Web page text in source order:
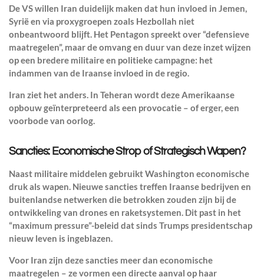
De VS willen Iran duidelijk maken dat hun invloed in Jemen,
Syrië en via proxygroepen zoals Hezbollah niet
onbeantwoord blijft. Het Pentagon spreekt over “defensieve
maatregelen”, maar de omvang en duur van deze inzet wijzen
op een bredere militaire en politieke campagne: het
indammen van de Iraanse invloed in de regio.
Iran ziet het anders. In Teheran wordt deze Amerikaanse
opbouw geïnterpreteerd als een provocatie – of erger, een
voorbode van oorlog.
Sancties: Economische Strop of Strategisch Wapen?
Naast militaire middelen gebruikt Washington economische
druk als wapen. Nieuwe sancties treffen Iraanse bedrijven en
buitenlandse netwerken die betrokken zouden zijn bij de
ontwikkeling van drones en raketsystemen. Dit past in het
“maximum pressure”-beleid dat sinds Trumps presidentschap
nieuw leven is ingeblazen.
Voor Iran zijn deze sancties meer dan economische
maatregelen – ze vormen een directe aanval op haar